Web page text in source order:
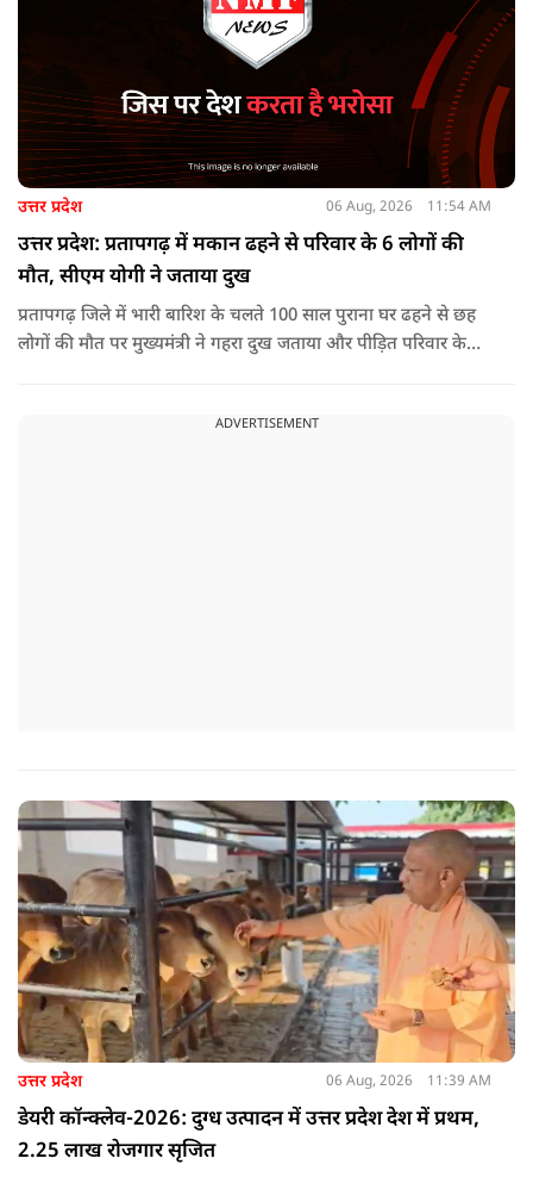
उत्तर प्रदेश 06 Aug, 2026 11:54 AM
उत्तर प्रदेश: प्रतापगढ़ में मकान ढहने से परिवार के 6 लोगों की
मौत, सीएम योगी ने जताया दुख
प्रतापगढ़ जिले में भारी बारिश के चलते 100 साल पुराना घर ढहने से छह
लोगों की मौत पर मुख्यमंत्री ने गहरा दुख जताया और पीड़ित परिवार के
ADVERTISEMENT
उत्तर प्रदेश 06 Aug, 2026 11:39 AM
डेयरी कॉन्क्लेव-2026: दुग्ध उत्पादन में उत्तर प्रदेश देश में प्रथम,
2.25 लाख रोजगार सृजित